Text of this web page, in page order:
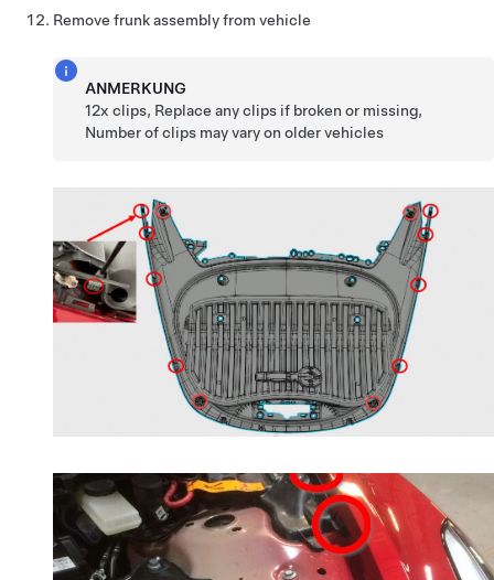
Remove frunk assembly from vehicle
ANMERKUNG
12x clips, Replace any clips if broken or missing,
Number of clips may vary on older vehicles